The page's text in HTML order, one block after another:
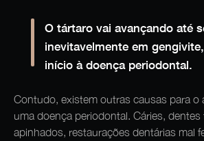
O tártaro vai avançando até
inevitavelmente em
início à doença periodontal.
Contudo, existem outras causas para o
uma doença periodontal. Cáries,
apinhados, restaurações dentárias mal